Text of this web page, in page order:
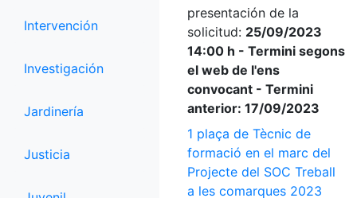
Intervención
Investigación
Jardinería
Justicia
presentación de la
solicitud: 25/09/2023
14:00 h - Termini segons
el web de l'ens
convocant - Termini
anterior: 17/09/2023
1 plaça de Tècnic de
formació en el marc del
Projecte del SOC Treball
a les comarques 2023